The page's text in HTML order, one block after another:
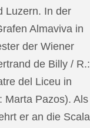
Luzern. In der
Almaviva in
der Wiener
de Billy / R.:
del Liceu in
Marta Pazos). Als
er an die Scala